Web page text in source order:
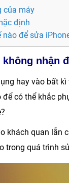
của máy
định
nào để sửa
không nhận
hay vào bất
có thể khắc
khách quan lẫn
trong quá trình